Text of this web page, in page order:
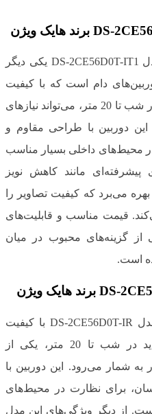
دوربین تحت شبکه هایک ویژن مدل DS-2CE56D0T-IT1 یکی دیگر
دام است که با کیفیت
تصویر 2 مگاپیکسل و قابلیت دید در شب تا 20 متر، می‌تواند نیازهای
دوربین با طراحی مقاوم و
محیط‌های داخلی بسیار مناسب
مانند کاهش نویز
می‌برد که کیفیت تصاویر را
قیمت مناسب و قابلیت‌های
از گزینه‌های محبوب در میان
است.
دوربین تحت شبکه هایک ویژن مدل DS-2CE56D0T-IR با کیفیت
تصویر 1 مگاپیکسل و قابلیت دید در شب تا 20 متر، یکی از
به شمار می‌رود. این دوربین با
برای نظارت در محیط‌های
از دیگر ویژگی‌های این مدل